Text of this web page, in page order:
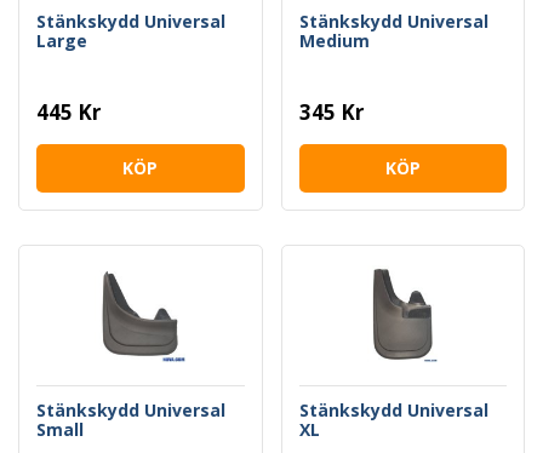
Stänkskydd Universal
Large
445 Kr
KÖP
Stänkskydd Universal
Medium
345 Kr
KÖP
Stänkskydd Universal
Small
Stänkskydd Universal
XL